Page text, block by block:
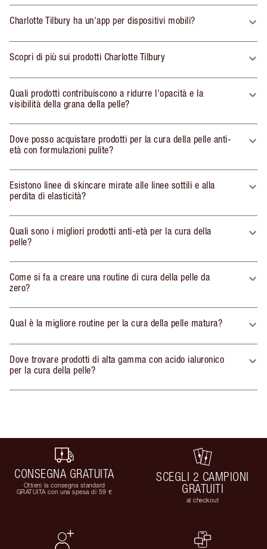
Charlotte Tilbury ha un'app per dispositivi mobili?
Scopri di più sui prodotti Charlotte Tilbury
Quali prodotti contribuiscono a ridurre l'opacità e la
visibilità della grana della pelle?
Dove posso acquistare prodotti per la cura della pelle anti-
età con formulazioni pulite?
Esistono linee di skincare mirate alle linee sottili e alla
perdita di elasticità?
Quali sono i migliori prodotti anti-età per la cura della
pelle?
Come si fa a creare una routine di cura della pelle da
zero?
Qual è la migliore routine per la cura della pelle matura?
Dove trovare prodotti di alta gamma con acido ialuronico
per la cura della pelle?
CONSEGNA GRATUITA
Ottieni la consegna standard
GRATUITA con una spesa di 59 €
SCEGLI 2 CAMPIONI
GRATUITI
al checkout